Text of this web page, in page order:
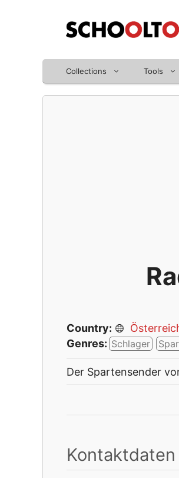
Collections Tools
Country:
Genres: Schlager
Der Spartensender
Kontaktdaten